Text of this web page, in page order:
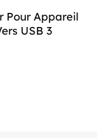
Pour Appareil
USB 3